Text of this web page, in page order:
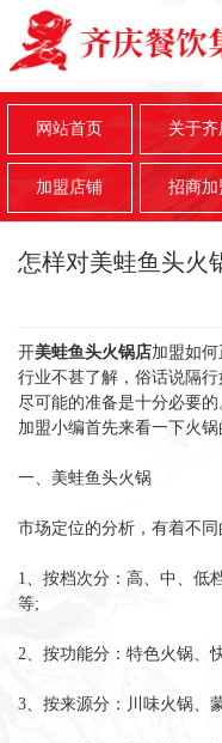
网站首页 关于齐
加盟店铺 招商加
怎样对美蛙鱼头火
开美蛙鱼头火锅店加盟如
行业不甚了解，俗话说隔
尽可能的准备是十分必要
加盟小编首先来看一下火锅
一、美蛙鱼头火锅
市场定位的分析，有着不同
1、按档次分：高、中、低
等;
2、按功能分：特色火锅、
3、按来源分：川味火锅、